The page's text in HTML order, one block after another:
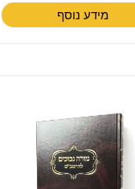
מידע נוסף